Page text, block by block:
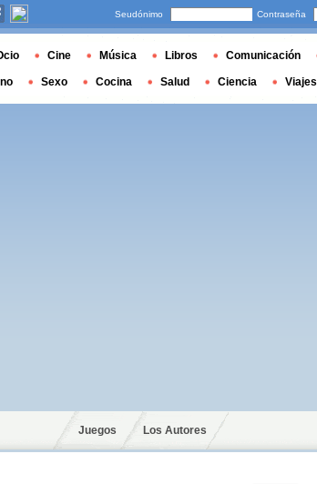
Juegos Los Autores
Seudónimo Contraseña
Cine Música Libros Comunicación
Sexo Cocina Salud Ciencia Viajes